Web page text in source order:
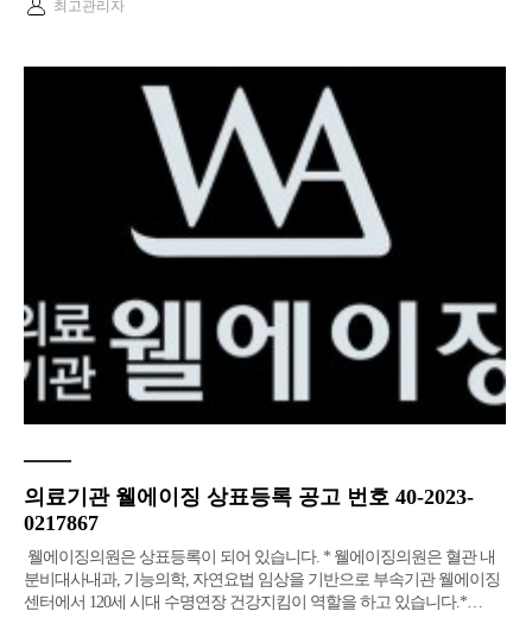
최고관리자
의료기관 웰에이징 상표등록 공고 번호 40-2023-
0217867
웰에이징의원은 상표등록이 되어 있습니다. ​* 웰에이징의원은 혈관 내
분비대사내과, 기능의학, 자연요법 임상을 기반으로 부속기관 웰에이징
센터에서 120세 시대 수명연장 건강지킴이 역할을 하고 있습니다.​*…